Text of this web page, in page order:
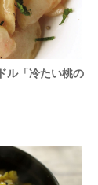
ル「冷たい桃の